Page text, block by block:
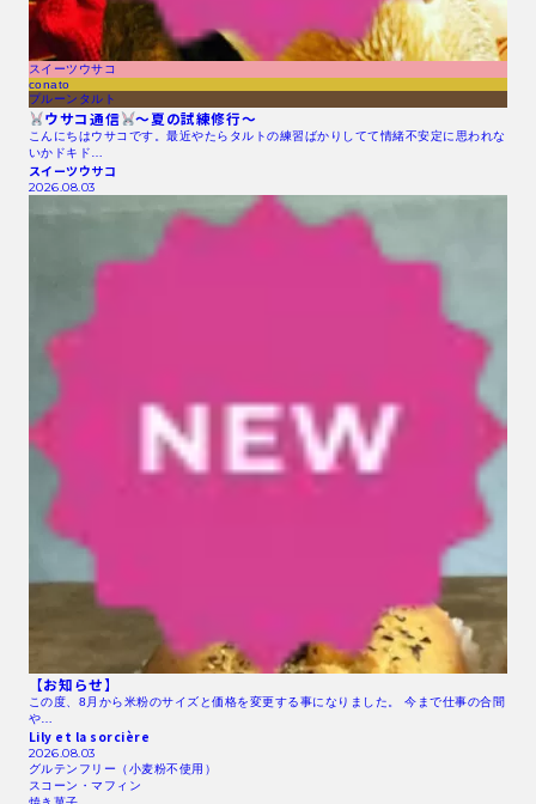
スイーツウサコ
conato
プルーンタルト
ウサコ通信 〜夏の試練修行〜
こんにちはウサコです。最近やたらタルトの練習ばかりしてて情緒不安定に思われな
いかドキド…
スイーツウサコ
2026.08.03
【お知らせ】
この度、8月から米粉のサイズと価格を変更する事になりました。 今まで仕事の合間
や…
Lily et la sorcière
2026.08.03
グルテンフリー（小麦粉不使用）
スコーン・マフィン